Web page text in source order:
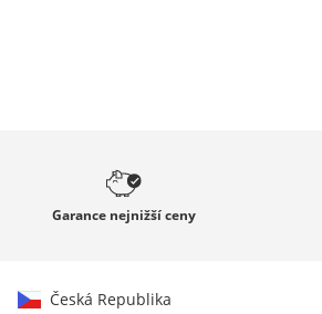
Garance nejnižší ceny
Česká Republika